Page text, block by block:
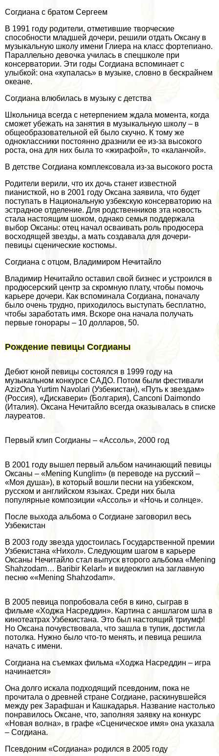
Согдиана с братом Сергеем
В 1991 году родители, отметившие творческие
способности младшей дочери, решили отдать Оксану в
музыкальную школу имени Глиера на класс фортепиано.
Параллельно дeвoчка училась в спецшколе при
консерватории. Эти годы Согдиана вспоминает с
улыбкой: она «купалась» в музыке, словно в бескрайнем
океане.
Согдиана влюбилась в музыку с детства
Школьница всегда с нетерпением ждала момента, когда
сможет убежать на занятия в музыкальную школу – в
общеобразовательной ей было скучно. К тому же
одноклассники постоянно дразнили ее из-за высокого
роста, она для них была то «жирафой», то «каланчой».
В детстве Согдиана комплексовала из-за высокого роста
Родители верили, что их дочь станет известной
пианисткой, но в 2001 году Оксана заявила, что будет
поступать в Национальную узбекскую консерваторию на
эстрадное отделение. Для родственников эта новость
стала настоящим шоком, однако семья поддержала
выбор Оксаны: отец начал осваивать роль продюсера
восходящей звезды, а мать создавала для дочери-
певицы сценические костюмы.
Согдиана с отцом, Владимиром Нечитайло
Владимир Нечитайло оставил свой бизнес и устроился в
продюсерский центр за скромную плату, чтобы помочь
карьере дочери. Как вспоминала Согдиана, поначалу
было очень трудно, приходилось выступать бесплатно,
чтобы заработать имя. Вскоре она начала получать
первые гонорары – 10 долларов, 50.
Рождение певицы Согдианы
Дебют юной певицы состоялся в 1999 году на
музыкальном конкурсе САДО. Потом были фестивали
AzizOna Yurtim Navolari (Узбекистан), «Путь к звездам»
(Россия), «Дискавери» (Болгария), Canconi Daimondo
(Италия). Оксана Нечитайло всегда оказывалась в списке
лауреатов.
Первый клип Согдианы – «Ассоль», 2000 год
В 2001 году вышел первый альбом начинающий певицы
Оксаны – «Mening Kunglim» (в переводе на русский –
«Моя душа»), в который вошли песни на узбекском,
русском и английском языках. Среди них была
популярные композиции «Ассоль» и «Ночь и солнце».
После выхода альбома о Согдиане заговорил весь
Узбекистан
В 2003 году звезда удостоилась Государственной премии
Узбекистана «Нихол». Следующим шагом в карьере
Оксаны Нечитайло стал выпуск второго альбома «Mening
Shahzodam… Baribir Kelar!» и видеоклип на заглавную
песню ««Mening Shahzodam».
В 2005 певица попробовала себя в кино, сыграв в
фильме «Ходжа Насреддин». Картина с аншлагом шла в
кинотеатрах Узбекистана. Это был настоящий триумф!
Но Оксана почувствовала, что зашла в тупик, достигла
потолка. Нужно было что-то менять, и певица решила
начать с имени.
Согдиана на съемках фильма «Ходжа Насреддин – игра
начинается»
Она долго искала подходящий псевдоним, пока не
прочитала о древней стране Согдиане, раскинувшейся
между рек Зарафшан и Кашкадарья. Название настолько
понравилось Оксане, что, заполняя заявку на конкурс
«Новая волна», в графе «Сценическое имя» она указала
– Согдиана.
Псевдоним «Согдиана» родился в 2005 году